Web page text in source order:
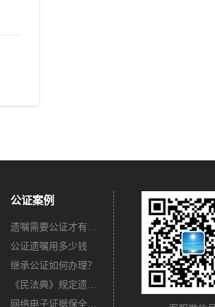
公证案例
遗嘱需要公证才有法律效力吗？
公证遗嘱用多少钱
继承公证如何办理？
《民法典》规定遗嘱不公证有法律效力吗？
网络电子证据保全公证怎么办理？